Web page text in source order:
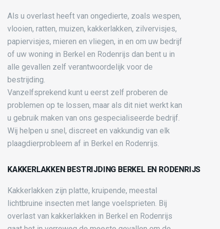
Als u overlast heeft van ongedierte, zoals wespen,
vlooien, ratten, muizen, kakkerlakken, zilvervisjes,
papiervisjes, mieren en vliegen, in en om uw bedrijf
of uw woning in Berkel en Rodenrijs dan bent u in
alle gevallen zelf verantwoordelijk voor de
bestrijding.
Vanzelfsprekend kunt u eerst zelf proberen de
problemen op te lossen, maar als dit niet werkt kan
u gebruik maken van ons gespecialiseerde bedrijf.
Wij helpen u snel, discreet en vakkundig van elk
plaagdierprobleem af in Berkel en Rodenrijs.
KAKKERLAKKEN BESTRIJDING BERKEL EN RODENRIJS
Kakkerlakken zijn platte, kruipende, meestal
lichtbruine insecten met lange voelsprieten. Bij
overlast van kakkerlakken in Berkel en Rodenrijs